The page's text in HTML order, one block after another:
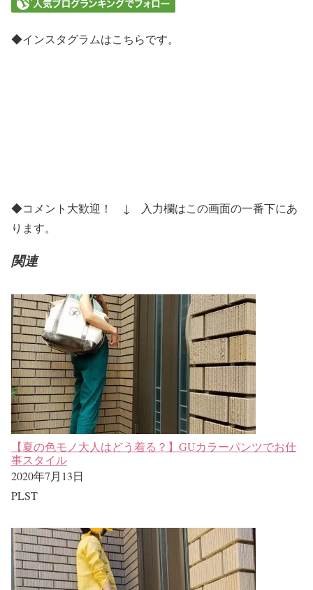
◆インスタグラムはこちらです。
◆コメント大歓迎！ ↓
入力欄はこの画面の一番下にあ
ります。
関連
【夏の色モノ大人はどう着る？】GUカラーパンツでお仕
事スタイル
2020年7月13日
PLST